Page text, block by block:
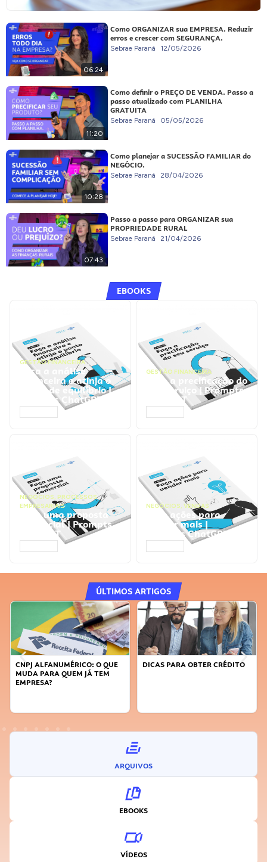
06:24
Como ORGANIZAR sua EMPRESA. Reduzir
erros e crescer com SEGURANÇA.
Sebrae Paraná 12/05/2026
11:20
Como definir o PREÇO DE VENDA. Passo a
passo atualizado com PLANILHA
GRATUITA
Sebrae Paraná 05/05/2026
10:28
Como planejar a SUCESSÃO FAMILIAR do
NEGÓCIO.
Sebrae Paraná 28/04/2026
07:43
Passo a passo para ORGANIZAR sua
PROPRIEDADE RURAL
Sebrae Paraná 21/04/2026
EBOOKS
GESTÃO FINANCEIRA
Faça a análise
financeira e atinja o
ponto de equilíbrio |
Prompts ChatGPT
GESTÃO FINANCEIRA
Faça a precificação do
seu serviço | Prompts
ChatGPT
NEGÓCIOS, PROCESSOS
EMPRESARIAIS
Faça uma proposta
comercial | Prompts
ChatGPT
NEGÓCIOS, VENDAS
Faça ações para
vender mais |
Prompts ChatGPT
ÚLTIMOS ARTIGOS
CNPJ ALFANUMÉRICO: O QUE
MUDA PARA QUEM JÁ TEM
EMPRESA?
DICAS PARA OBTER CRÉDITO
ARQUIVOS
EBOOKS
VÍDEOS